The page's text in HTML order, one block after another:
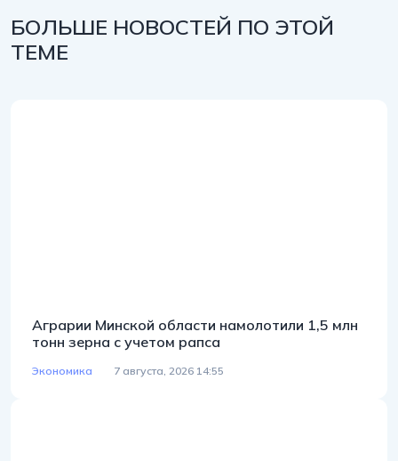
БОЛЬШЕ НОВОСТЕЙ ПО ЭТОЙ
ТЕМЕ
Аграрии Минской области намолотили 1,5 млн
тонн зерна с учетом рапса
Экономика 7 августа, 2026 14:55